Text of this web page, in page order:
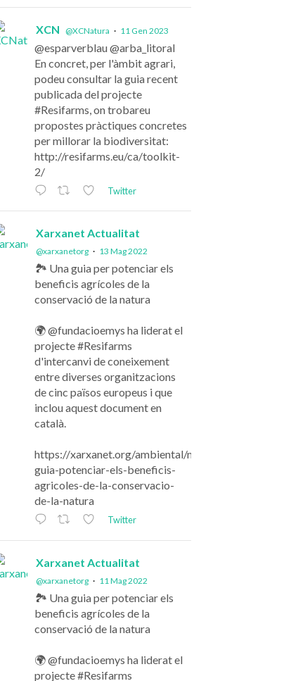
XCN @XCNatura · 11 Gen 2023
@esparverblau @arba_litoral
En concret, per l'àmbit agrari,
podeu consultar la guia recent
publicada del projecte
#Resifarms, on trobareu
propostes pràctiques concretes
per millorar la biodiversitat:
http://resifarms.eu/ca/toolkit-
2/
Twitter
Xarxanet Actualitat
@xarxanetorg · 13 Mag 2022
🏞️ Una guia per potenciar els
beneficis agrícoles de la
conservació de la natura
🌍 @fundacioemys ha liderat el
projecte #Resifarms
d'intercanvi de coneixement
entre diverses organitzacions
de cinc països europeus i que
inclou aquest document en
català.
https://xarxanet.org/ambiental/noticies/una-
guia-potenciar-els-beneficis-
agricoles-de-la-conservacio-
de-la-natura
Twitter
Xarxanet Actualitat
@xarxanetorg · 11 Mag 2022
🏞️ Una guia per potenciar els
beneficis agrícoles de la
conservació de la natura
🌍 @fundacioemys ha liderat el
projecte #Resifarms